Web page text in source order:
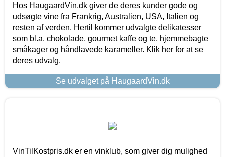
Hos HaugaardVin.dk giver de deres kunder gode og
udsøgte vine fra Frankrig, Australien, USA, Italien og
resten af verden. Hertil kommer udvalgte delikatesser
som bl.a. chokolade, gourmet kaffe og te, hjemmebagte
småkager og håndlavede karameller. Klik her for at se
deres udvalg.
Se udvalget på HaugaardVin.dk
VinTilKostpris.dk er en vinklub, som giver dig mulighed